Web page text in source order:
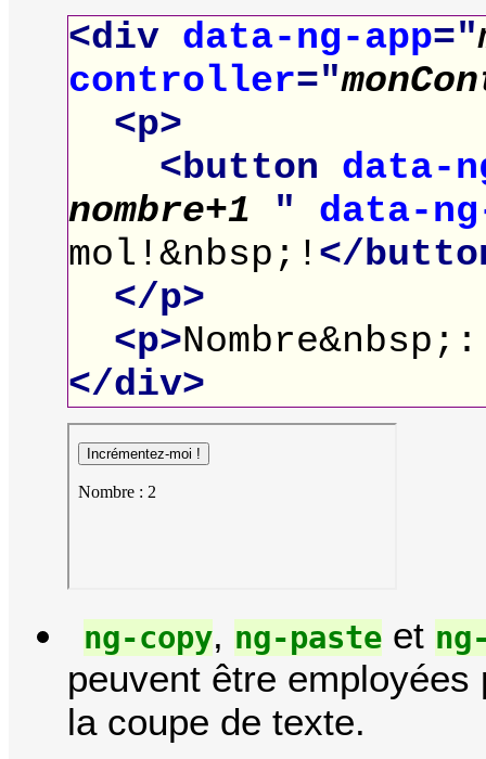
<div data-ng-app="
controller="
<p>
<button data-
nombre+1 "
data-
mol!&nbsp;! </
</p>
<p>
</div>
ng-copy, ng-pasteet
peuvent être
la coupe de texte.